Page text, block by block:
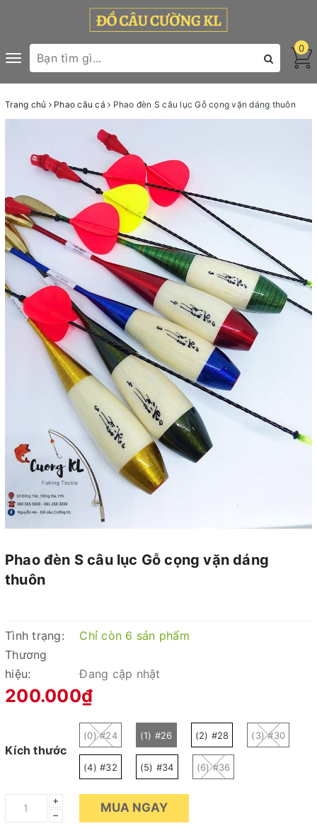
Toggle
navigation
0
Trang chủ Phao câu cá Phao đèn S câu lục Gỗ cọng vặn dáng thuôn
Phao đèn S câu lục Gỗ cọng vặn dáng
thuôn
Tình trạng:
Chỉ còn 6 sản phẩm
Thương
hiệu:
Đang cập nhật
200.000₫
Kích thước
(0) #24 (1) #26 (2) #28 (3) #30
(4) #32 (5) #34 (6) #36
+
–
MUA NGAY